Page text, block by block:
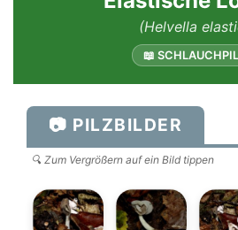
(Helvella
📖
📷 PILZBILDER
🔍 Zum Vergrößern auf ein Bild tippen